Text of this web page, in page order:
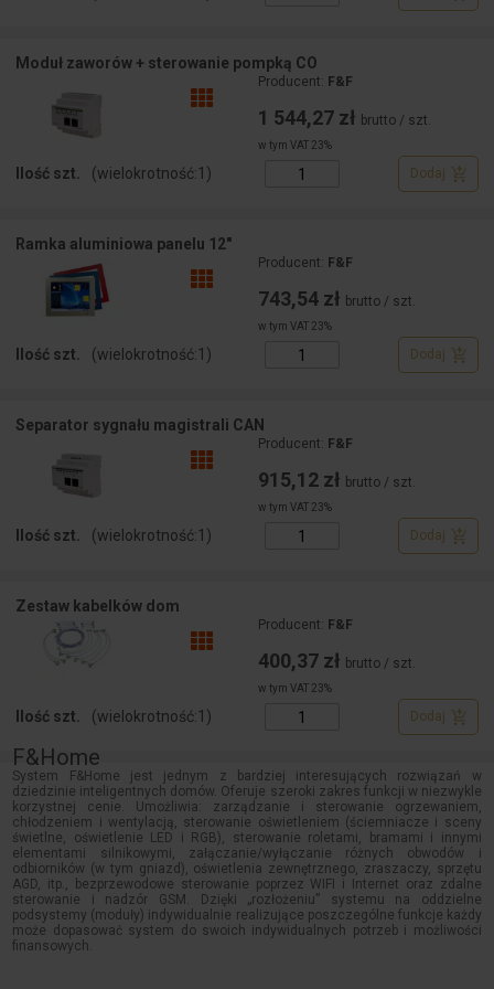
Moduł zaworów + sterowanie pompką CO
Producent: F&F
1 544,27 zł brutto / szt.
w tym VAT 23%
Ilość szt. (wielokrotność:1 ) Dodaj
Ramka aluminiowa panelu 12"
Producent: F&F
743,54 zł brutto / szt.
w tym VAT 23%
Ilość szt. (wielokrotność:1 ) Dodaj
Separator sygnału magistrali CAN
Producent: F&F
915,12 zł brutto / szt.
w tym VAT 23%
Ilość szt. (wielokrotność:1 ) Dodaj
Zestaw kabelków dom
Producent: F&F
400,37 zł brutto / szt.
w tym VAT 23%
Ilość szt. (wielokrotność:1 ) Dodaj
F&Home
System F&Home jest jednym z bardziej interesujących rozwiązań w
dziedzinie inteligentnych domów. Oferuje szeroki zakres funkcji w niezwykle
korzystnej cenie. Umożliwia: zarządzanie i sterowanie ogrzewaniem,
chłodzeniem i wentylacją, sterowanie oświetleniem (ściemniacze i sceny
świetlne, oświetlenie LED i RGB), sterowanie roletami, bramami i innymi
elementami silnikowymi, załączanie/wyłączanie różnych obwodów i
odbiorników (w tym gniazd), oświetlenia zewnętrznego, zraszaczy, sprzętu
AGD, itp., bezprzewodowe sterowanie poprzez WIFI i Internet oraz zdalne
sterowanie i nadzór GSM. Dzięki „rozłożeniu” systemu na oddzielne
podsystemy (moduły) indywidualnie realizujące poszczególne funkcje każdy
może dopasować system do swoich indywidualnych potrzeb i możliwości
finansowych.